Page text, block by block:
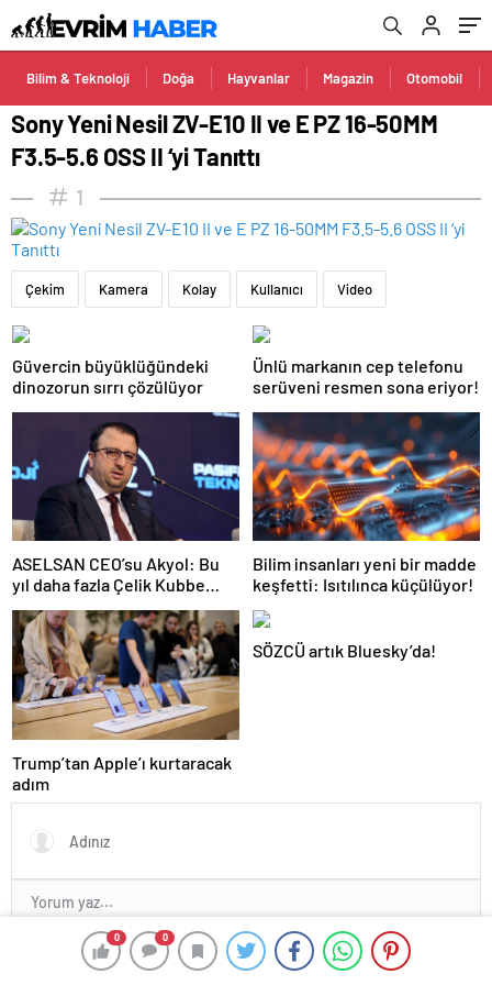
Bilim & Teknoloji Doğa Hayvanlar Magazin Otomobil
Sony Yeni Nesil ZV-E10 II ve E PZ 16-50MM
F3.5-5.6 OSS II ‘yi Tanıttı
1
0 0
Çekim Kamera Kolay Kullanıcı Video
Güvercin büyüklüğündeki
dinozorun sırrı çözülüyor
Ünlü markanın cep telefonu
serüveni resmen sona eriyor!
ASELSAN CEO’su Akyol: Bu
yıl daha fazla Çelik Kubbe
bileşenini envantere
vereceğiz
Bilim insanları yeni bir madde
keşfetti: Isıtılınca küçülüyor!
Trump’tan Apple’ı kurtaracak
adım
SÖZCÜ artık Bluesky’da!